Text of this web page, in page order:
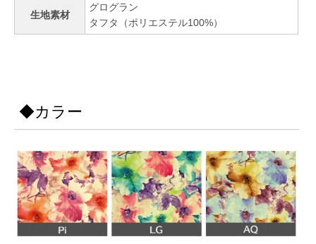
生地素材
グログラン
タフタ（ポリエステル100%）
◆カラー